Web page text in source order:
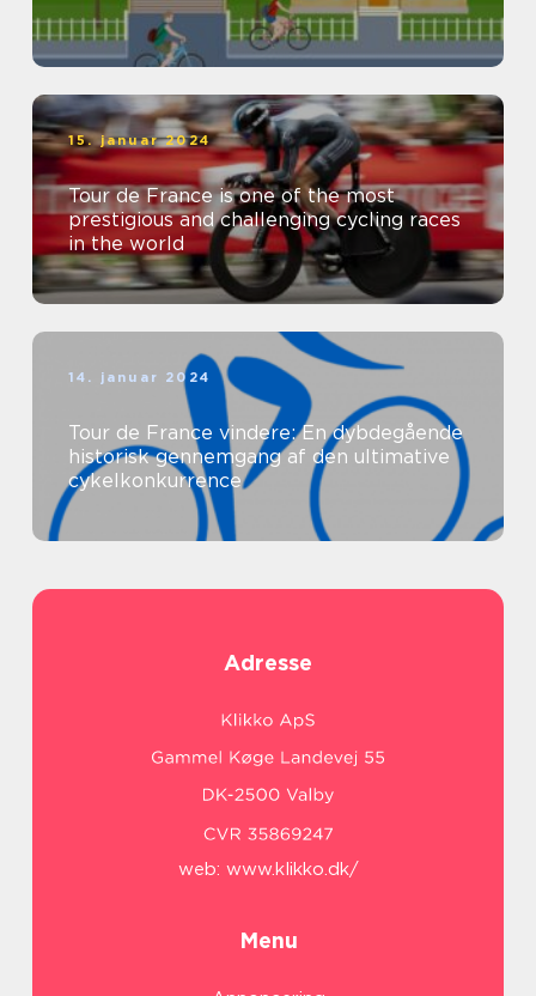
15. januar 2024
Tour de France is one of the most
prestigious and challenging cycling races
in the world
14. januar 2024
Tour de France vindere: En dybdegående
historisk gennemgang af den ultimative
cykelkonkurrence
Adresse
web: www.klikko.dk/
Menu